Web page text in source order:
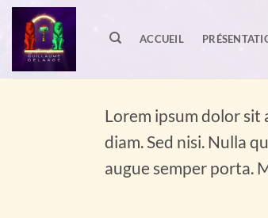
Passer
contenu
ACCUEIL
Lorem ipsum dolor sit
diam. Sed nisi. Nulla
augue semper porta.